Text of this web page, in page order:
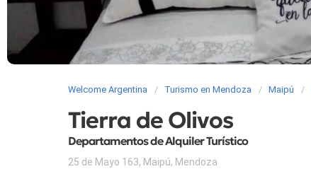
Welcome Argentina Turismo en Mendoza Maipú
Tierra de Olivos
Departamentos de Alquiler Turístico
25 de Mayo 163, Maipú, Mendoza